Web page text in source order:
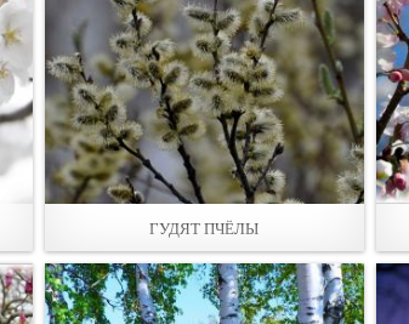
ГУДЯТ ПЧЁЛЫ